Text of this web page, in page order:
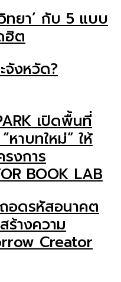
ทยา’ กับ 5 แบบ
ฮิต
จังหวัด?
เปิดพื้นที่
าบทใหม่” ให้
รงการ
BOOK LAB
อดรหัสอนาคต
ร้างความ
Creator